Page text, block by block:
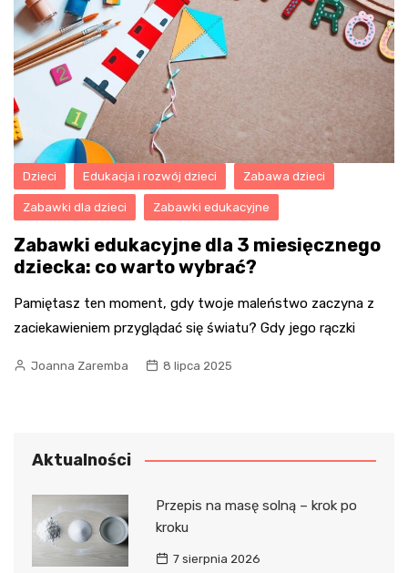
Dzieci Edukacja i rozwój dzieci Zabawa dzieci
Zabawki dla dzieci Zabawki edukacyjne
Zabawki edukacyjne dla 3 miesięcznego
dziecka: co warto wybrać?
Pamiętasz ten moment, gdy twoje maleństwo zaczyna z
zaciekawieniem przyglądać się światu? Gdy jego rączki
Joanna Zaremba 8 lipca 2025
Aktualności
Przepis na masę solną – krok po
kroku
7 sierpnia 2026